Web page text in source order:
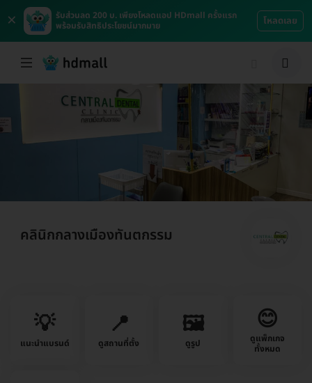
×
รับส่วนลด 200 บ. เพียงโหลดแอป HDmall ครั้งแรก
พร้อมรับสิทธิประโยชน์มากมาย
โหลดเลย
คลินิกกลางเมืองทันตกรรม
💡
แนะนำแบรนด์
📍
ดูสถานที่ตั้ง
🖼️
ดูรูป
😊
ดูแพ็กเกจ
ทั้งหมด